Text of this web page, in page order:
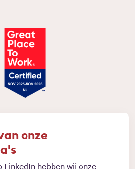
onze
LinkedIn hebben wij onze